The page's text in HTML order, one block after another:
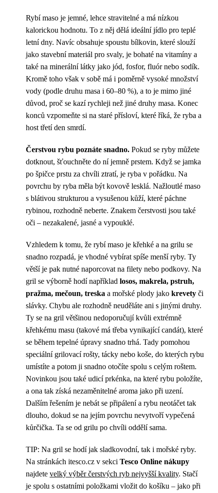
Rybí maso je jemné, lehce stravitelné a má nízkou
kalorickou hodnotu. To z něj dělá ideální jídlo pro teplé
letní dny. Navíc obsahuje spoustu bílkovin, které slouží
jako stavební materiál pro svaly, je bohaté na vitamíny a
také na minerální látky jako jód, fosfor, fluór nebo sodík.
Kromě toho však v sobě má i poměrně vysoké množství
vody (podle druhu masa i 60–80 %), a to je mimo jiné
důvod, proč se kazí rychleji než jiné druhy masa. Konec
konců vzpomeňte si na staré přísloví, které říká, že ryba a
host třetí den smrdí.
Čerstvou rybu poznáte snadno. Pokud se ryby můžete
dotknout, šťouchněte do ní jemně prstem. Když se jamka
po špičce prstu za chvíli ztratí, je ryba v pořádku. Na
povrchu by ryba měla být kovově lesklá. Nažloutlé maso
s blátivou strukturou a vysušenou kůží, které páchne
rybinou, rozhodně neberte. Znakem čerstvosti jsou také
oči – nezakalené, jasné a vypouklé.
Vzhledem k tomu, že rybí maso je křehké a na grilu se
snadno rozpadá, je vhodné vybírat spíše menší ryby. Ty
větší je pak nutné naporcovat na filety nebo podkovy. Na
gril se výborně hodí například losos, makrela, pstruh,
pražma, mečoun, treska a mořské plody jako krevety či
slávky. Chybu ale rozhodně neuděláte ani s jinými druhy.
Ty se na gril většinou nedoporučují kvůli extrémně
křehkému masu (takové má třeba vynikající candát), které
se během tepelné úpravy snadno trhá. Tady pomohou
speciální grilovací rošty, tácky nebo koše, do kterých rybu
umístíte a potom ji snadno otočíte spolu s celým roštem.
Novinkou jsou také udicí prkénka, na které rybu položíte,
a ona tak získá nezaměnitelné aroma jako při uzení.
Dalším řešením je nebát se připálení a rybu neotáčet tak
dlouho, dokud se na jejím povrchu nevytvoří vypečená
kůrčička. Ta se od grilu po chvíli oddělí sama.
TIP: Na gril se hodí jak sladkovodní, tak i mořské ryby.
Na stránkách itesco.cz v sekci Tesco Online nákupy
najdete velký výběr čerstvých ryb nejvyšší kvality. Stačí
je spolu s ostatními položkami vložit do košíku – jako při